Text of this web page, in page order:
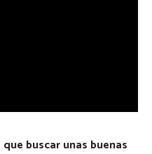
buscar unas buenas